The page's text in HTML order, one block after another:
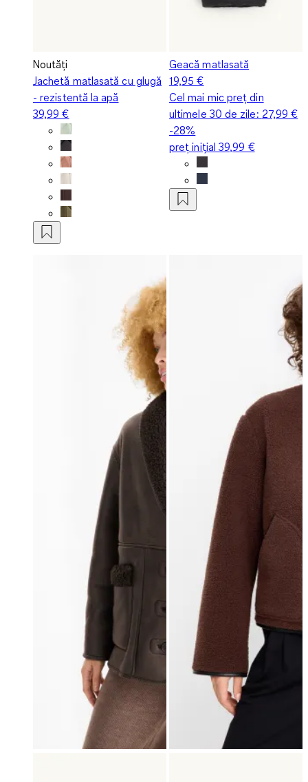
Noutăți
Jachetă matlasată cu glugă
- rezistentă la apă
39,99 €
Geacă matlasată
19,95 €
Cel mai mic preț din
ultimele 30 de zile: 27,99 €
-28%
preț inițial39,99 €